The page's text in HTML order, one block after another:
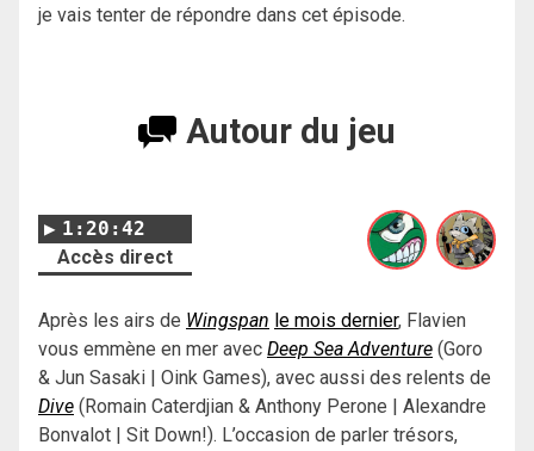
je vais tenter de répondre dans cet épisode.
Autour du jeu
1:20:42
Accès direct
Après les airs de Wingspan le mois dernier, Flavien
vous emmène en mer avec Deep Sea Adventure (Goro
& Jun Sasaki | Oink Games), avec aussi des relents de
Dive (Romain Caterdjian & Anthony Perone | Alexandre
Bonvalot | Sit Down!). L’occasion de parler trésors,